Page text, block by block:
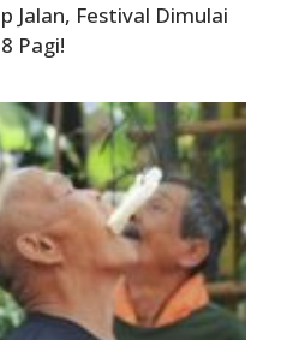
Jalan, Festival Dimulai
Pagi!